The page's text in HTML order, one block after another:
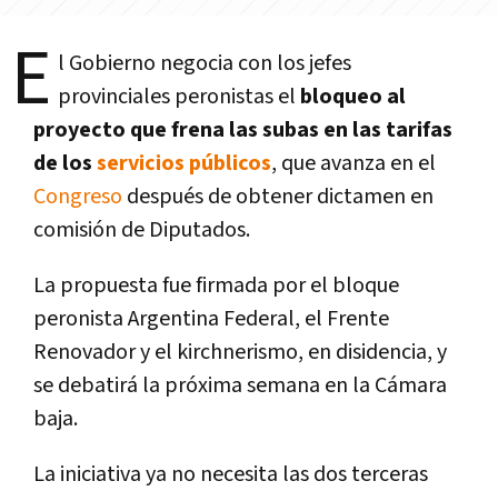
E l Gobierno negocia con los jefes
provinciales peronistas el bloqueo al
proyecto que frena las subas en las tarifas
de losservicios públicos, que avanza en el
Congreso después de obtener dictamen en
comisión de Diputados.
La propuesta fue firmada por el bloque
peronista Argentina Federal, el Frente
Renovador y el kirchnerismo, en disidencia, y
se debatirá la próxima semana en la Cámara
baja.
La iniciativa ya no necesita las dos terceras